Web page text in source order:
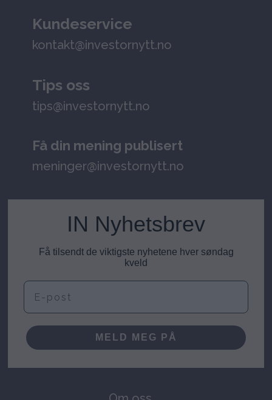
Kundeservice
kontakt@investornytt.no
Tips oss
tips@investornytt.no
Få din mening publisert
meninger@investornytt.no
IN Nyhetsbrev
Få tilsendt de viktigste nyhetene hver søndag
kveld
E-post
MELD MEG PÅ